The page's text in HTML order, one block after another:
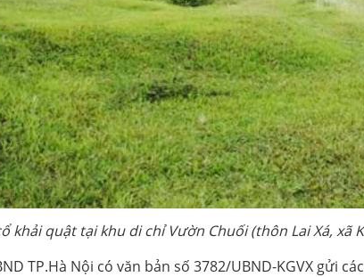
khải quật tại khu di chỉ Vườn Chuối (thôn Lai Xá, xã
TP.Hà Nội có văn bản số 3782/UBND-KGVX gửi